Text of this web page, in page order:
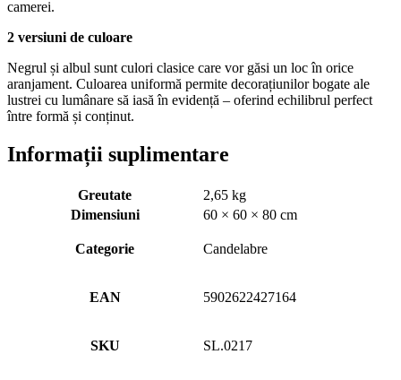
camerei.
2 versiuni de culoare
Negrul și albul sunt culori clasice care vor găsi un loc în orice
aranjament. Culoarea uniformă permite decorațiunilor bogate ale
lustrei cu lumânare să iasă în evidență – oferind echilibrul perfect
între formă și conținut.
Informații suplimentare
Greutate
2,65 kg
Dimensiuni
60 × 60 × 80 cm
Categorie Candelabre
EAN 5902622427164
SKU SL.0217